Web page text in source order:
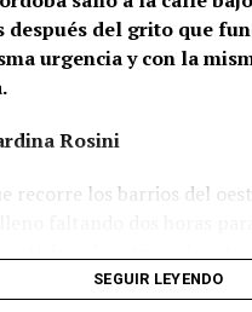
vida: La
tenía 120 veces más
después del grito que
urgencia y con la
Rosini
recorre los barrios del
14 años. Era fácil intuir
SEGUIR LEYENDO